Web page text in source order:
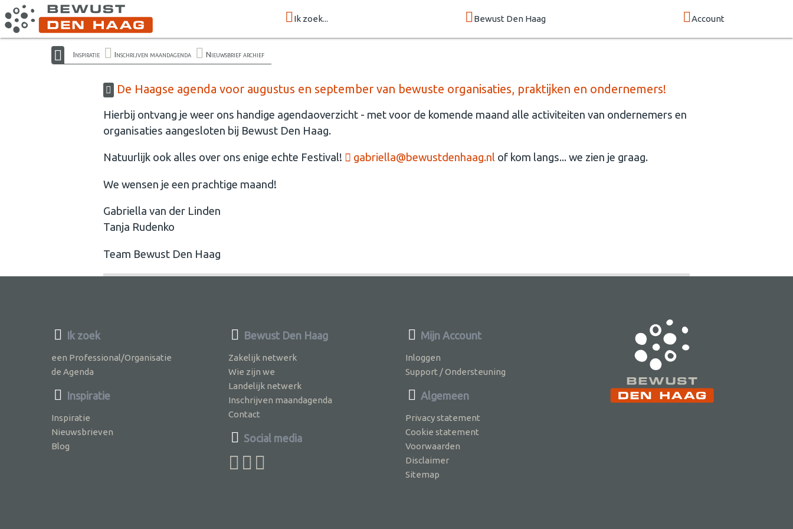
Ik zoek... Bewust Den Haag Account
Inspiratie Inschrijven maandagenda Nieuwsbrief archief
De Haagse agenda voor augustus en september van bewuste organisaties, praktijken en ondernemers!
Hierbij ontvang je weer ons handige agendaoverzicht - met voor de komende maand alle activiteiten van ondernemers en
organisaties aangesloten bij Bewust Den Haag.
Natuurlijk ook alles over ons enige echte Festival! gabriella@bewustdenhaag.nl of kom langs... we zien je graag.
We wensen je een prachtige maand!
Gabriella van der Linden
Tanja Rudenko
Team Bewust Den Haag
Ik zoek
een Professional/Organisatie
de Agenda
Inspiratie
Inspiratie
Nieuwsbrieven
Blog
Bewust Den Haag
Zakelijk netwerk
Wie zijn we
Landelijk netwerk
Inschrijven maandagenda
Contact
Social media
Mijn Account
Inloggen
Support / Ondersteuning
Algemeen
Privacy statement
Cookie statement
Voorwaarden
Disclaimer
Sitemap